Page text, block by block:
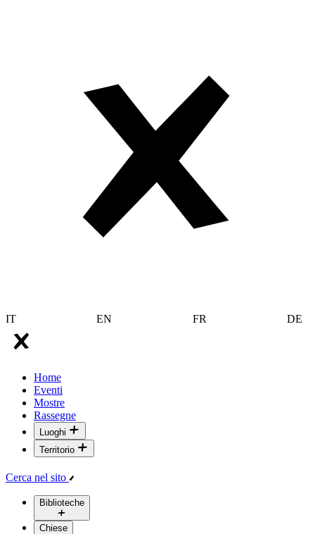
IT EN FR DE
Home
Eventi
Mostre
Rassegne
Luoghi
Territorio
Cerca nel sito
Biblioteche
Chiese